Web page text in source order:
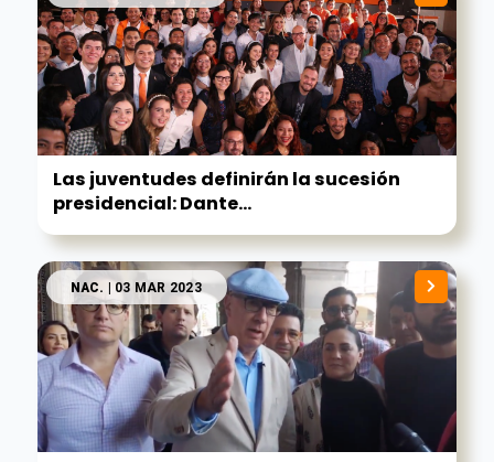
Las juventudes definirán la sucesión
presidencial: Dante...
NAC. | 03 MAR 2023